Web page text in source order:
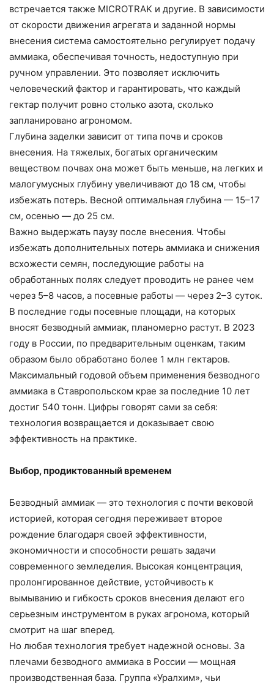
встречается также MICROTRAK и другие. В зависимости
от скорости движения агрегата и заданной нормы
внесения система самостоятельно регулирует подачу
аммиака, обеспечивая точность, недоступную при
ручном управлении. Это позволяет исключить
человеческий фактор и гарантировать, что каждый
гектар получит ровно столько азота, сколько
запланировано агрономом.
Глубина заделки зависит от типа почв и сроков
внесения. На тяжелых, богатых органическим
веществом почвах она может быть меньше, на легких и
малогумусных глубину увеличивают до 18 см, чтобы
избежать потерь. Весной оптимальная глубина — 15–17
см, осенью — до 25 см.
Важно выдержать паузу после внесения. Чтобы
избежать дополнительных потерь аммиака и снижения
всхожести семян, последующие работы на
обработанных полях следует проводить не ранее чем
через 5–8 часов, а посевные работы — через 2–3 суток.
В последние годы посевные площади, на которых
вносят безводный аммиак, планомерно растут. В 2023
году в России, по предварительным оценкам, таким
образом было обработано более 1 млн гектаров.
Максимальный годовой объем применения безводного
аммиака в Ставропольском крае за последние 10 лет
достиг 540 тонн. Цифры говорят сами за себя:
технология возвращается и доказывает свою
эффективность на практике.
Выбор, продиктованный временем
Безводный аммиак — это технология с почти вековой
историей, которая сегодня переживает второе
рождение благодаря своей эффективности,
экономичности и способности решать задачи
современного земледелия. Высокая концентрация,
пролонгированное действие, устойчивость к
вымыванию и гибкость сроков внесения делают его
серьезным инструментом в руках агронома, который
смотрит на шаг вперед.
Но любая технология требует надежной основы. За
плечами безводного аммиака в России — мощная
производственная база. Группа «Уралхим», чьи